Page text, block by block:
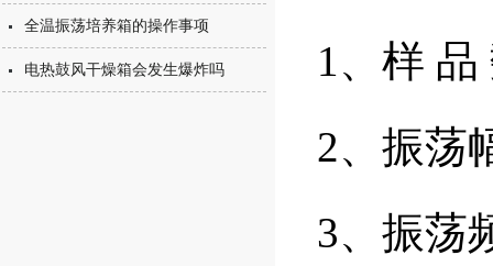
全温振荡培养箱的操作事项
电热鼓风干燥箱会发生爆炸吗
1、样
2、振荡
3、振荡